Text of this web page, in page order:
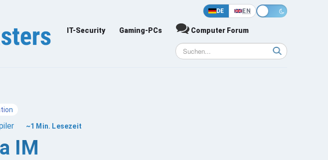
DE EN
IT-Security Gaming-PCs Computer Forum
~1 Min. Lesezeit
IM